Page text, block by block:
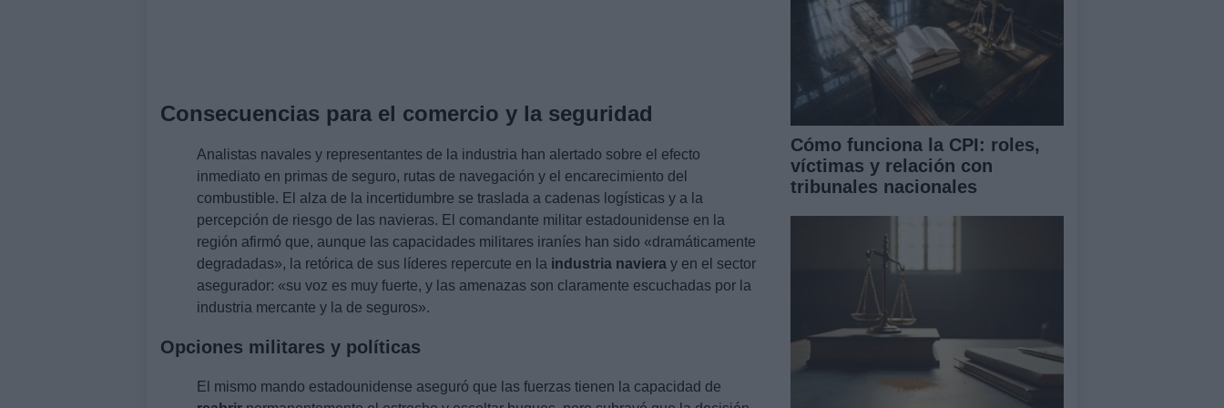
Consecuencias para el comercio y la seguridad
Analistas navales y representantes de la industria han alertado sobre el efecto
inmediato en primas de seguro, rutas de navegación y el encarecimiento del
combustible. El alza de la incertidumbre se traslada a cadenas logísticas y a la
percepción de riesgo de las navieras. El comandante militar estadounidense en la
región afirmó que, aunque las capacidades militares iraníes han sido «dramáticamente
degradadas», la retórica de sus líderes repercute en la industria naviera y en el sector
asegurador: «su voz es muy fuerte, y las amenazas son claramente escuchadas por la
industria mercante y la de seguros».
Opciones militares y políticas
El mismo mando estadounidense aseguró que las fuerzas tienen la capacidad de
Cómo funciona la CPI: roles,
víctimas y relación con
tribunales nacionales